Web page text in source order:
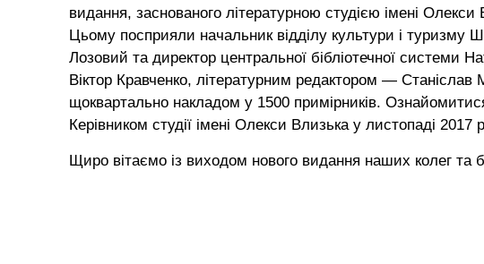
видання, заснованого літературною студією імені
Цьому посприяли начальник відділу культури і туризму
Лозовий та директор центральної бібліотечної системи
Віктор Кравченко, літературним редактором —
щоквартально накладом у 1500 примірників.
Керівником студії імені Олекси Влизька у листопаді
Щиро вітаємо із виходом нового видання наших колег та